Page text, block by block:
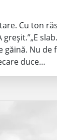
Cu ton
găină. Nu de
duce…